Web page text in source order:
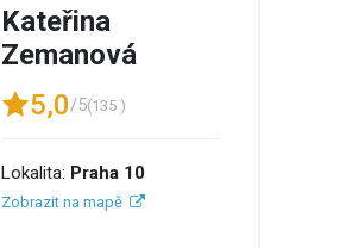
Kateřina
Zemanová
5,0/5(135 )
Lokalita: Praha 10
Zobrazit na mapě